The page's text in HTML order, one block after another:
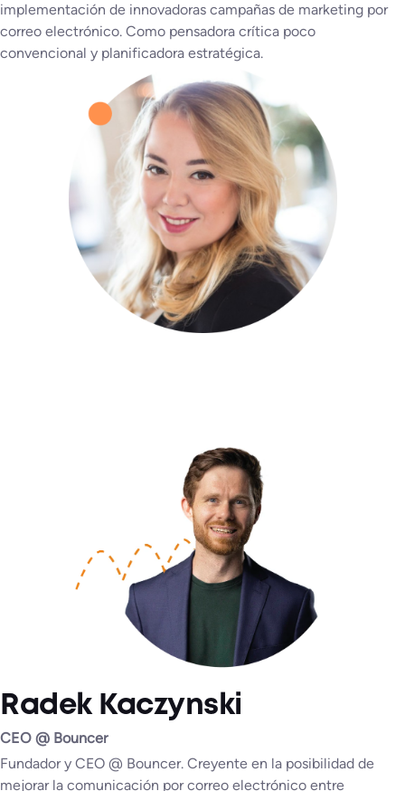
implementación de innovadoras campañas de marketing por
correo electrónico. Como pensadora crítica poco
convencional y planificadora estratégica.
Radek Kaczynski
CEO @ Bouncer
Fundador y CEO @ Bouncer. Creyente en la posibilidad de
mejorar la comunicación por correo electrónico entre